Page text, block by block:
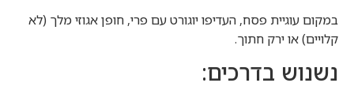
במקום עוגיית פסח, העדיפו יוגורט עם פרי, חופן אגוזי מלך (לא
קלויים) או ירק חתוך.
נשנוש בדרכים: